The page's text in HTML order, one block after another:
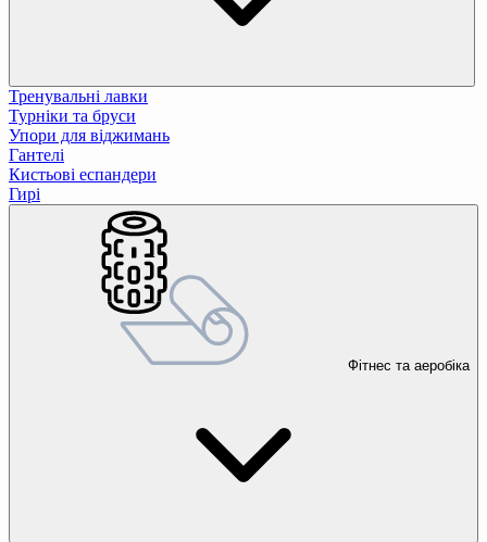
Тренувальні лавки
Турніки та бруси
Упори для віджимань
Гантелі
Кистьові еспандери
Гирі
Фітнес та аеробіка